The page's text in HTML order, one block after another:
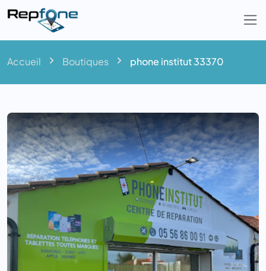
Accueil Boutiques phone institut 33370